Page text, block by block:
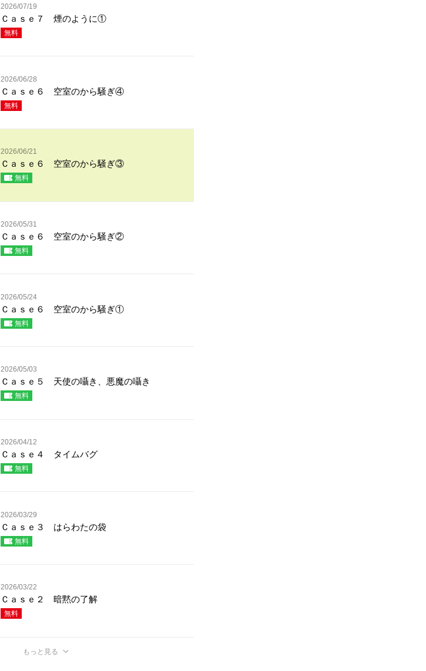
2026/07/19
Ｃａｓｅ７ 煙のように①
無料
2026/06/28
Ｃａｓｅ６ 空室のから騒ぎ④
無料
2026/06/21
Ｃａｓｅ６ 空室のから騒ぎ③
無料
2026/05/31
Ｃａｓｅ６ 空室のから騒ぎ②
無料
2026/05/24
Ｃａｓｅ６ 空室のから騒ぎ①
無料
2026/05/03
Ｃａｓｅ５ 天使の囁き、悪魔の囁き
無料
2026/04/12
Ｃａｓｅ４ タイムバグ
無料
2026/03/29
Ｃａｓｅ３ はらわたの袋
無料
2026/03/22
Ｃａｓｅ２ 暗黙の了解
無料
もっと見る